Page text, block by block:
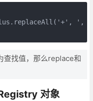
',
查找值，那么replace和
对象